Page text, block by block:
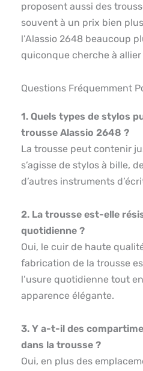
proposent aussi des
souvent à un prix bien
l’Alassio 2648 beaucoup
quiconque cherche à
Questions Fréquemment
1. Quels types de stylos
trousse Alassio 2648 ?
La trousse peut contenir
s’agisse de stylos à bille,
d’autres instruments
2. La trousse est-elle
quotidienne ?
Oui, le cuir de haute
fabrication de la trousse
l’usure quotidienne tout
apparence élégante.
3. Y a-t-il des
dans la trousse ?
Oui, en plus des